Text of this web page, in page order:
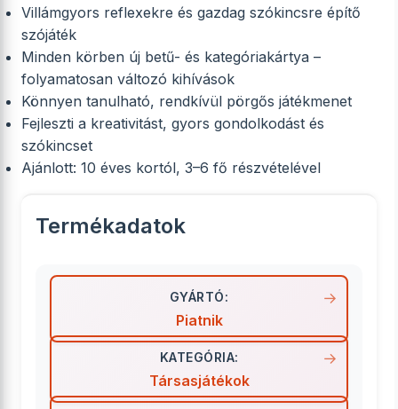
Villámgyors reflexekre és gazdag szókincsre építő
szójáték
Minden körben új betű- és kategóriakártya –
folyamatosan változó kihívások
Könnyen tanulható, rendkívül pörgős játékmenet
Fejleszti a kreativitást, gyors gondolkodást és
szókincset
Ajánlott: 10 éves kortól, 3–6 fő részvételével
Termékadatok
GYÁRTÓ:
Piatnik
KATEGÓRIA:
Társasjátékok